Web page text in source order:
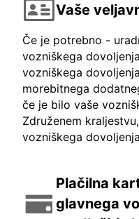
Vaše
Če je potrebno -
vozniškega
vozniškega
morebitnega
če je bilo vaše
Združenem
vozniškega
Plačilna
glavnega